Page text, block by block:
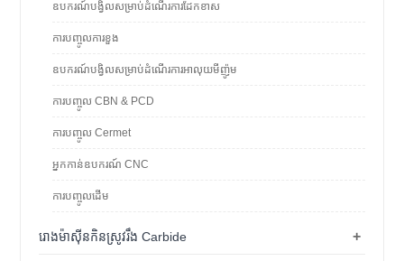
ឧបករណ៍បង្វិលសម្រាប់ដំណើរការដែកខាស
ការបញ្ចូលការខួង
ឧបករណ៍បង្វិលសម្រាប់ដំណើរការអាលុយមីញ៉ូម
ការបញ្ចូល CBN & PCD
ការបញ្ចូល Cermet
អ្នកកាន់ឧបករណ៍ CNC
ការបញ្ចូលដើម
+
រោងម៉ាស៊ីនកិនស្រូវរឹង Carbide